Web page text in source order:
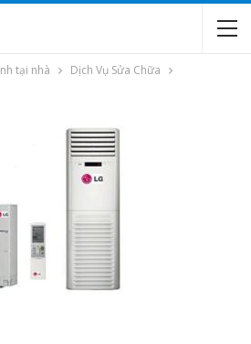
tại nhà
Dịch Vụ Sửa Chữa